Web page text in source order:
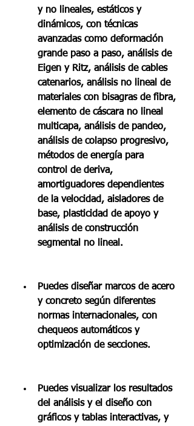
y no lineales, estáticos y
dinámicos, con técnicas
avanzadas como deformación
grande paso a paso, análisis de
Eigen y Ritz, análisis de cables
catenarios, análisis no lineal de
materiales con bisagras de fibra,
elemento de cáscara no lineal
multicapa, análisis de pandeo,
análisis de colapso progresivo,
métodos de energía para
control de deriva,
amortiguadores dependientes
de la velocidad, aisladores de
base, plasticidad de apoyo y
análisis de construcción
segmental no lineal.
Puedes diseñar marcos de acero
y concreto según diferentes
normas internacionales, con
chequeos automáticos y
optimización de secciones.
Puedes visualizar los resultados
del análisis y el diseño con
gráficos y tablas interactivas, y